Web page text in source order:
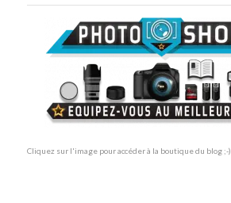
Cliquez sur l'image pour accéder à la boutique du blog ;-)